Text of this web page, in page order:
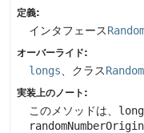
定義:
インタフェース
オーバーライド:
longs 、クラスRandom
実装上のノート:
このメソッドは、